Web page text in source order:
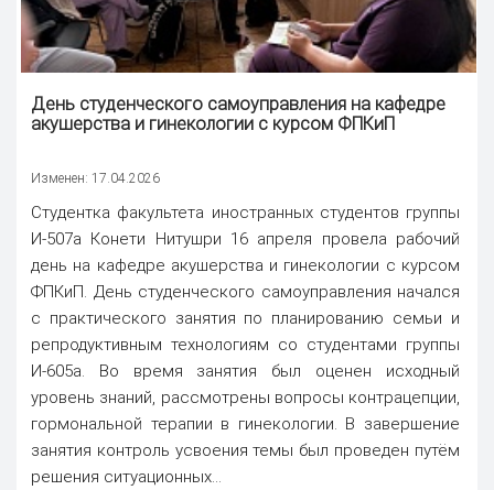
День студенческого самоуправления на кафедре
акушерства и гинекологии с курсом ФПКиП
Изменен: 17.04.2026
Студентка факультета иностранных студентов группы
И-507а Конети Нитушри 16 апреля провела рабочий
день на кафедре акушерства и гинекологии с курсом
ФПКиП. День студенческого самоуправления начался
с практического занятия по планированию семьи и
репродуктивным технологиям со студентами группы
И-605а. Во время занятия был оценен исходный
уровень знаний, рассмотрены вопросы контрацепции,
гормональной терапии в гинекологии. В завершение
занятия контроль усвоения темы был проведен путём
решения ситуационных...